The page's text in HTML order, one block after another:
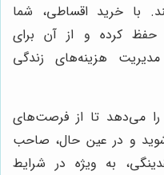
با خرید اقساطی، شما
حفظ کرده و از آن برای
هزینه‌های زندگی
را می‌دهد تا از فرصت‌های
شوید و در عین حال، صاحب
به ویژه در شرایط